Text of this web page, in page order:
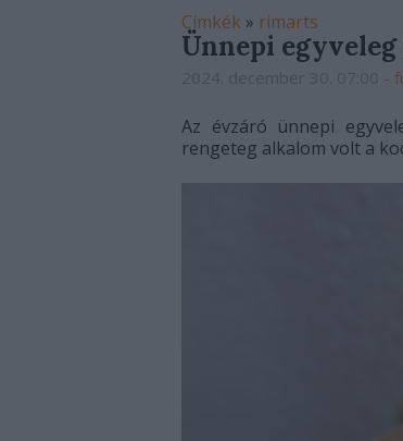
Címkék » rimarts
Ünnepi egyveleg
Az évzáró ünnepi
rengeteg alkalom volt a